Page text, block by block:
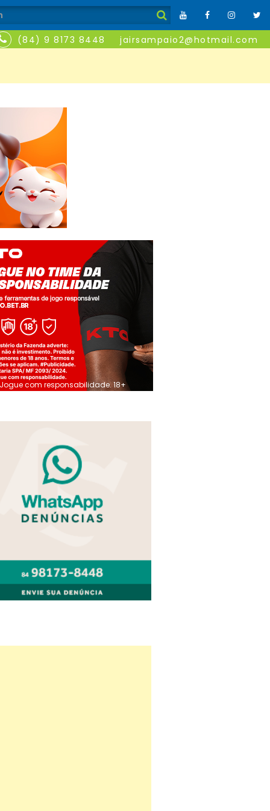
(84) 9 8173 8448 jairsampaio2@hotmail.com
Jogue com responsabilidade. 18+